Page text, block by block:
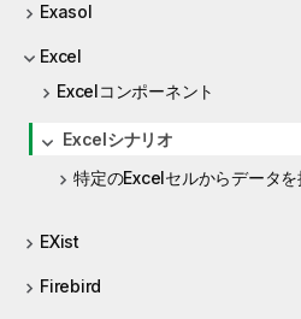
Exasol
Excel
Excelコンポーネント
Excelシナリオ
特定のExcelセルからデータを
EXist
Firebird